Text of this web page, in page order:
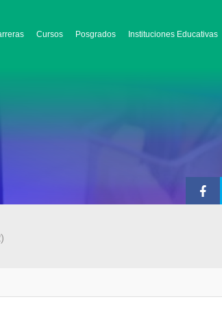
Cursos Posgrados Instituciones Educativas